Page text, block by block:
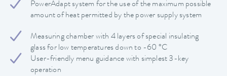
PowerAdapt system for the use of the maximum possible
amount of heat permitted by the power supply system
Measuring chamber with 4 layers of special insulating
glass for low temperatures down to -60 °C
User-friendly menu guidance with simplest 3-key
operation